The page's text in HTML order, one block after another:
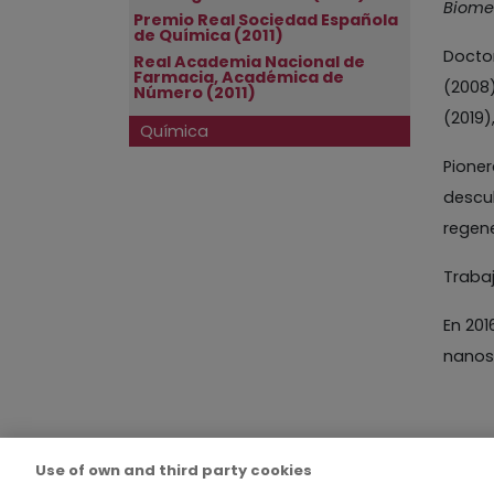
Premio Real Sociedad Española
de Química (2011)
Real Academia Nacional de
Farmacia, Académica de
Número (2011)
Química
En
Use of own and third party cookies